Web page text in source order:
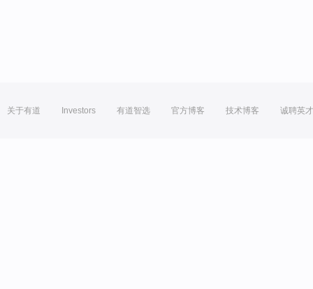
关于有道 Investors 有道智选 官方博客 技术博客 诚聘英才